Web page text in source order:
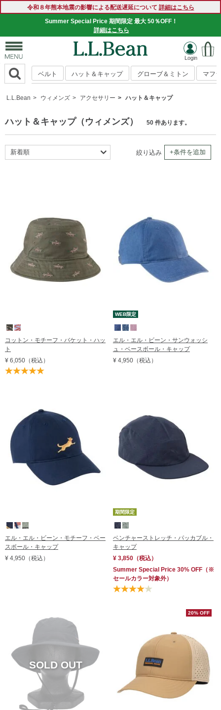
令和８年熊本地震の影響による配送遅延について 詳細はこちら
Summer Special Price 期間限定 最大 50％OFF！
詳細はこちら
ベルト ハット＆キャップ グローブ＆ミトン マフ
L.L.Bean ウィメンズ アクセサリー ハット＆キャップ
ハット＆キャップ（ウィメンズ） 50 件あります。
新着順
レビュー評価順
売れてる順
在庫順
絞り込み +条件を追加
コットン・モチーフ・バケット・ハッ
ト
¥ 6,050 （税込）
WEB限定
エル・エル・ビーン・サンウォッシ
ュ・ベースボール・キャップ
¥ 4,950（税込）
エル・エル・ビーン・モチーフ・ベー
スボール・キャップ
¥ 4,950 （税込）
期間限定
ベンチャーストレッチ・パッカブル・
キャップ
¥ 3,850（税込）
Summer Special Price 30% OFF（※
セールカラー対象外）
20% OFF